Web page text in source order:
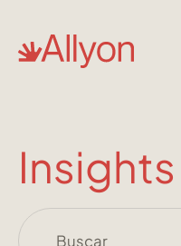
Insights